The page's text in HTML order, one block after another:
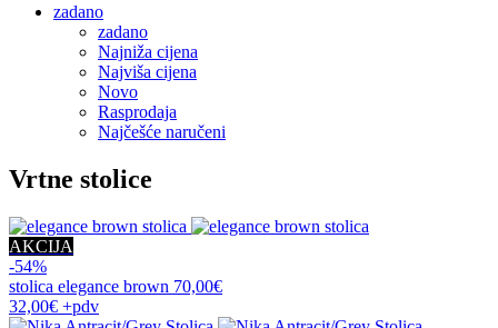
zadano
zadano
Najniža cijena
Najviša cijena
Novo
Rasprodaja
Najčešće naručeni
Vrtne stolice
AKCIJA
-54%
stolica elegance brown 70,00€
32,00€ +pdv